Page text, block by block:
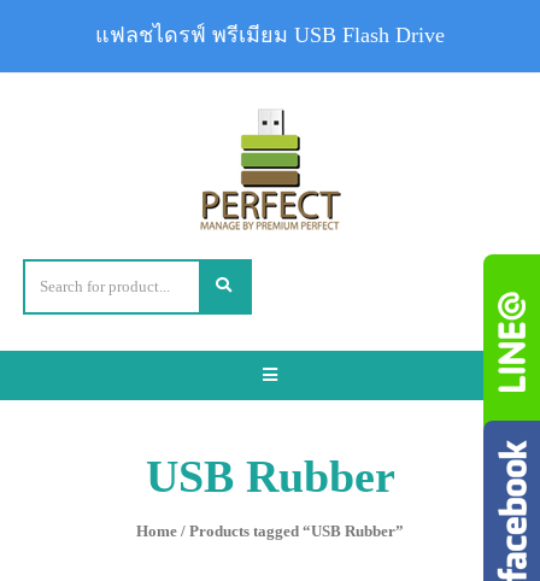
Toggle
USB Rubber
Home / Products tagged “USB Rubber”
แฟลชไดรฟ์ พรีเมียม USB Flash Drive